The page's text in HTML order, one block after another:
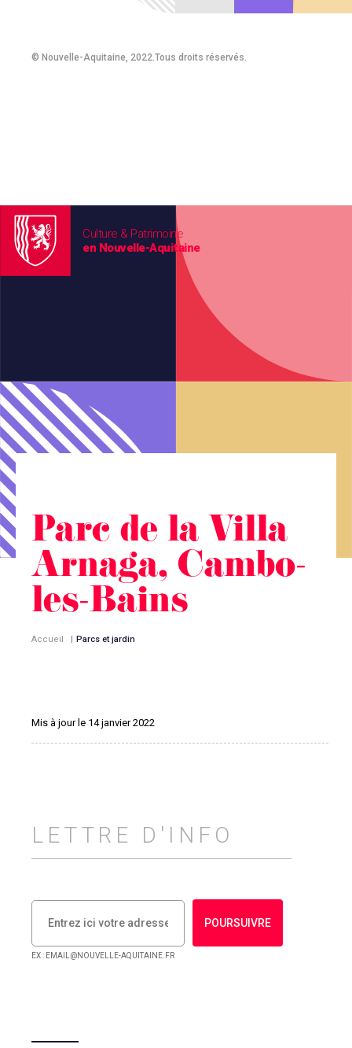
© Nouvelle-Aquitaine, 2022.Tous droits réservés.
Culture & Patrimoine
en Nouvelle-Aquitaine
Parc de la Villa
Arnaga, Cambo-
les-Bains
Accueil | Parcs et jardin
Mis à jour le 14 janvier 2022
LETTRE D'INFO
POURSUIVRE
EX : EMAIL@NOUVELLE-AQUITAINE.FR